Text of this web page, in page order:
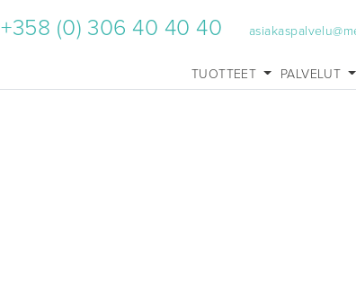
+358 (0) 306 40 40 40
TUOTTEET PALVELUT